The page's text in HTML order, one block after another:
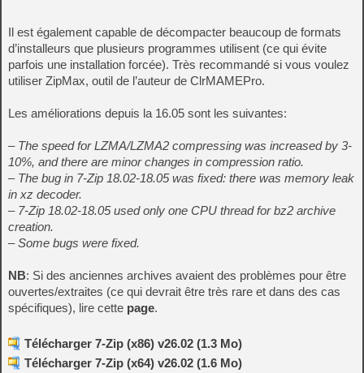
Il est également capable de décompacter beaucoup de formats
d’installeurs que plusieurs programmes utilisent (ce qui évite
parfois une installation forcée). Très recommandé si vous voulez
utiliser ZipMax, outil de l’auteur de ClrMAMEPro.
Les améliorations depuis la 16.05 sont les suivantes:
– The speed for LZMA/LZMA2 compressing was increased by 3-
10%, and there are minor changes in compression ratio.
– The bug in 7-Zip 18.02-18.05 was fixed: there was memory leak
in xz decoder.
– 7-Zip 18.02-18.05 used only one CPU thread for bz2 archive
creation.
– Some bugs were fixed.
NB: Si des anciennes archives avaient des problèmes pour être
ouvertes/extraites (ce qui devrait être très rare et dans des cas
spécifiques), lire cette page.
Télécharger 7-Zip (x86) v26.02 (1.3 Mo)
Télécharger 7-Zip (x64) v26.02 (1.6 Mo)